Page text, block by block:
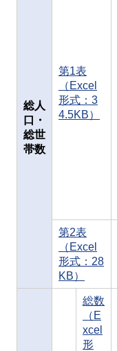
総人
口・
総世
帯数
第1表
（Excel
形式：3
4.5KB）
第2表
（Excel
形式：28
KB）
総数
（E
xcel
形